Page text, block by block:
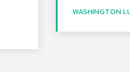
WASHINGTON